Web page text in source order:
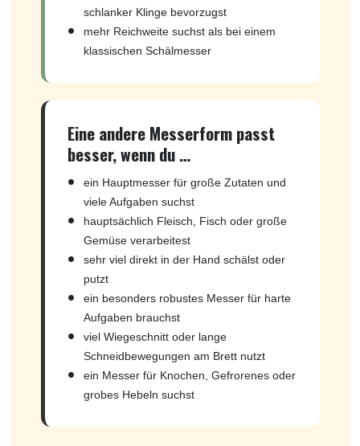
schlanker Klinge bevorzugst
mehr Reichweite suchst als bei einem
klassischen Schälmesser
Eine andere Messerform passt
besser, wenn du …
ein Hauptmesser für große Zutaten und
viele Aufgaben suchst
hauptsächlich Fleisch, Fisch oder große
Gemüse verarbeitest
sehr viel direkt in der Hand schälst oder
putzt
ein besonders robustes Messer für harte
Aufgaben brauchst
viel Wiegeschnitt oder lange
Schneidbewegungen am Brett nutzt
ein Messer für Knochen, Gefrorenes oder
grobes Hebeln suchst